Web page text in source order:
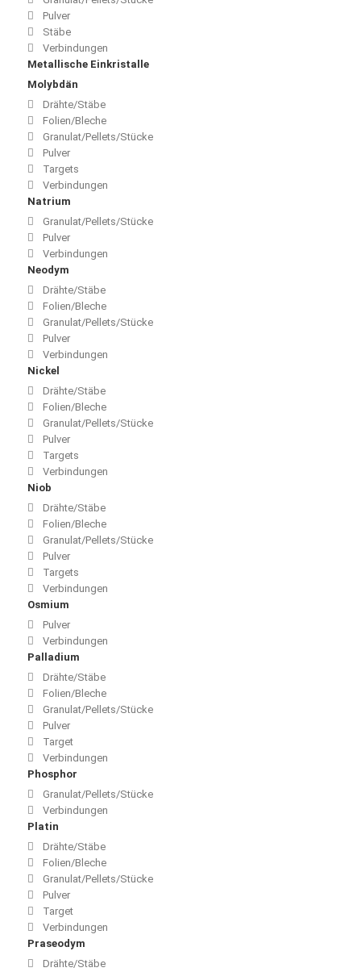
Pulver
Stäbe
Verbindungen
Metallische Einkristalle
Molybdän
Drähte/Stäbe
Folien/Bleche
Granulat/Pellets/Stücke
Pulver
Targets
Verbindungen
Natrium
Granulat/Pellets/Stücke
Pulver
Verbindungen
Neodym
Drähte/Stäbe
Folien/Bleche
Granulat/Pellets/Stücke
Pulver
Verbindungen
Nickel
Drähte/Stäbe
Folien/Bleche
Granulat/Pellets/Stücke
Pulver
Targets
Verbindungen
Niob
Drähte/Stäbe
Folien/Bleche
Granulat/Pellets/Stücke
Pulver
Targets
Verbindungen
Osmium
Pulver
Verbindungen
Palladium
Drähte/Stäbe
Folien/Bleche
Granulat/Pellets/Stücke
Pulver
Target
Verbindungen
Phosphor
Granulat/Pellets/Stücke
Verbindungen
Platin
Drähte/Stäbe
Folien/Bleche
Granulat/Pellets/Stücke
Pulver
Target
Verbindungen
Praseodym
Drähte/Stäbe